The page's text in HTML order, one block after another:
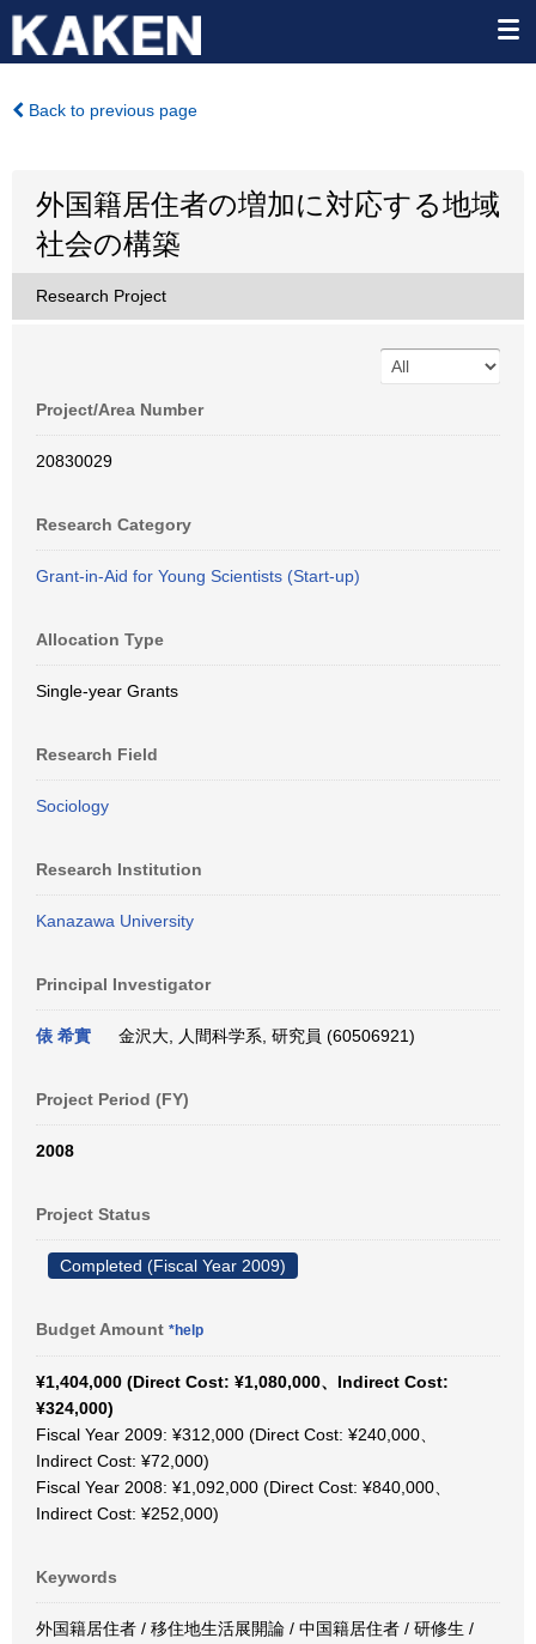
Back to previous page
外国籍居住者の増加に対応する地域
社会の構築
Research Project
Project/Area Number
20830029
Research Category
Grant-in-Aid for Young Scientists (Start-up)
Allocation Type
Single-year Grants
Research Field
Sociology
Research Institution
Kanazawa University
Principal Investigator
俵 希實 金沢大, 人間科学系, 研究員 (60506921)
Project Period (FY)
2008
Project Status
Completed (Fiscal Year 2009)
Budget Amount *help
¥1,404,000 (Direct Cost: ¥1,080,000、Indirect Cost:
¥324,000)
Fiscal Year 2009: ¥312,000 (Direct Cost: ¥240,000、
Indirect Cost: ¥72,000)
Fiscal Year 2008: ¥1,092,000 (Direct Cost: ¥840,000、
Indirect Cost: ¥252,000)
Keywords
外国籍居住者 / 移住地生活展開論 / 中国籍居住者 / 研修生 /